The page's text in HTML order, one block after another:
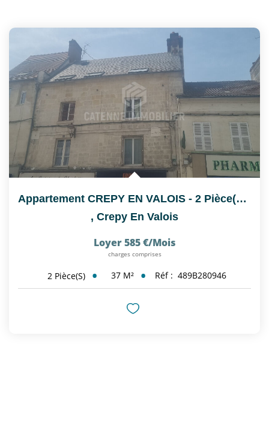
Appartement CREPY EN VALOIS - 2 Pièce(s) 36.85 M²
, Crepy En Valois
Loyer 585 €/mois
charges comprises
2 Pièce(s) 37 M² Réf : 489B280946